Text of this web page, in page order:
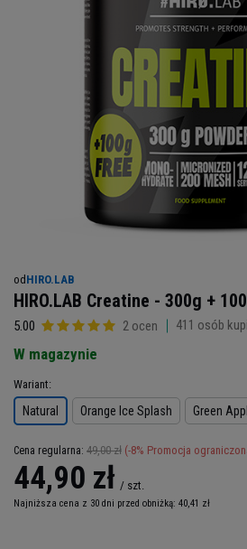
od HIRO.LAB
HIRO.LAB Creatine - 300g +
5.00 2 ocen 411 osób
W magazynie
Wariant
Natural Orange Ice Splash Green
Cena regularna: 49,00 zł (-8% Promocja
44,90 zł / szt.
Najniższa cena z 30 dni przed obniżką: 40,41 zł